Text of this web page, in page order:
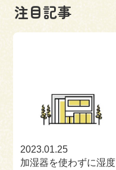
注目記事
2023.01.25
加湿器を使わずに湿度